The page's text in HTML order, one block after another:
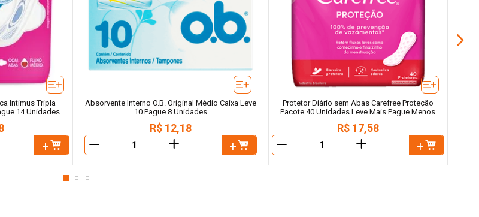
Intimus Tripla
14 Unidades
Absorvente Interno O.B. Original Médio Caixa Leve
10 Pague 8 Unidades
R$ 12,18
＋
Protetor Diário sem Abas Carefree Proteção
Pacote 40 Unidades Leve Mais Pague Menos
R$ 17,58
＋